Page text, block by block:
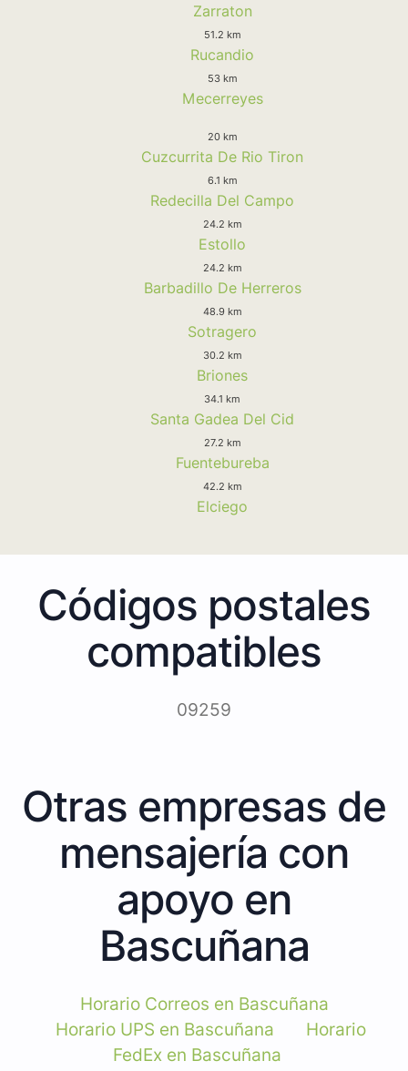
Zarraton
51.2 km
Rucandio
53 km
Mecerreyes
20 km
Cuzcurrita De Rio Tiron
6.1 km
Redecilla Del Campo
24.2 km
Estollo
24.2 km
Barbadillo De Herreros
48.9 km
Sotragero
30.2 km
Briones
34.1 km
Santa Gadea Del Cid
27.2 km
Fuentebureba
42.2 km
Elciego
Códigos postales
compatibles
09259
Otras empresas de
mensajería con
apoyo en
Bascuñana
Horario Correos en Bascuñana
Horario UPS en Bascuñana
Horario
FedEx en Bascuñana